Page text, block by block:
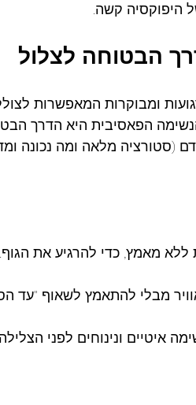
היפוקסיה קשה.
הבטוחה לצלול
ומבוקרות המאפשרות
הפאסיבית היא הדרך
(סטורציה מלאה ומה נכונה